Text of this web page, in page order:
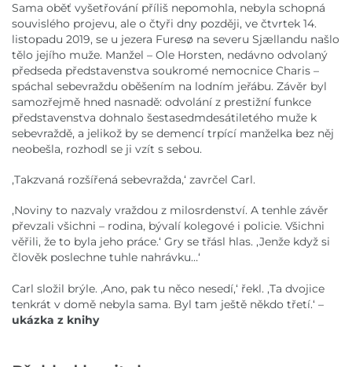
Sama oběť vyšetřování příliš nepomohla, nebyla schopná
souvislého projevu, ale o čtyři dny později, ve čtvrtek 14.
listopadu 2019, se u jezera Furesø na severu Sjællandu našlo
tělo jejího muže. Manžel – Ole Horsten, nedávno odvolaný
předseda představenstva soukromé nemocnice Charis –
spáchal sebevraždu oběšením na lodním jeřábu. Závěr byl
samozřejmě hned nasnadě: odvolání z prestižní funkce
představenstva dohnalo šestasedmdesátiletého muže k
sebevraždě, a jelikož by se demencí trpící manželka bez něj
neobešla, rozhodl se ji vzít s sebou.
,Takzvaná rozšířená sebevražda,‘ zavrčel Carl.
,Noviny to nazvaly vraždou z milosrdenství. A tenhle závěr
převzali všichni – rodina, bývalí kolegové i policie. Všichni
věřili, že to byla jeho práce.‘ Gry se třásl hlas. ,Jenže když si
člověk poslechne tuhle nahrávku…‘
Carl složil brýle. ,Ano, pak tu něco nesedí,‘ řekl. ,Ta dvojice
tenkrát v domě nebyla sama. Byl tam ještě někdo třetí.‘ –
ukázka z knihy